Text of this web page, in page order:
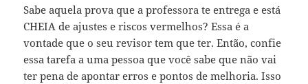
Sabe aquela prova que a professora te entrega e está
CHEIA de ajustes e riscos vermelhos? Essa é a
vontade que o seu revisor tem que ter. Então, confie
essa tarefa a uma pessoa que você sabe que não vai
ter pena de apontar erros e pontos de melhoria. Isso